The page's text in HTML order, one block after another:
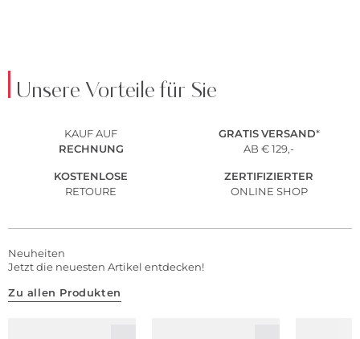
Unsere Vorteile für Sie
KAUF AUF
RECHNUNG
GRATIS VERSAND*
AB € 129,-
KOSTENLOSE
RETOURE
ZERTIFIZIERTER
ONLINE SHOP
Neuheiten
Jetzt die neuesten Artikel entdecken!
Zu allen Produkten